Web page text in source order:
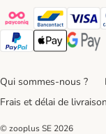
Payconiq Payment
bancontact
Visa
Paypal Payment Method
Apple PayGoogle
Qui sommes-nous ?
Frais et délai de livraison
© zooplus SE 2026